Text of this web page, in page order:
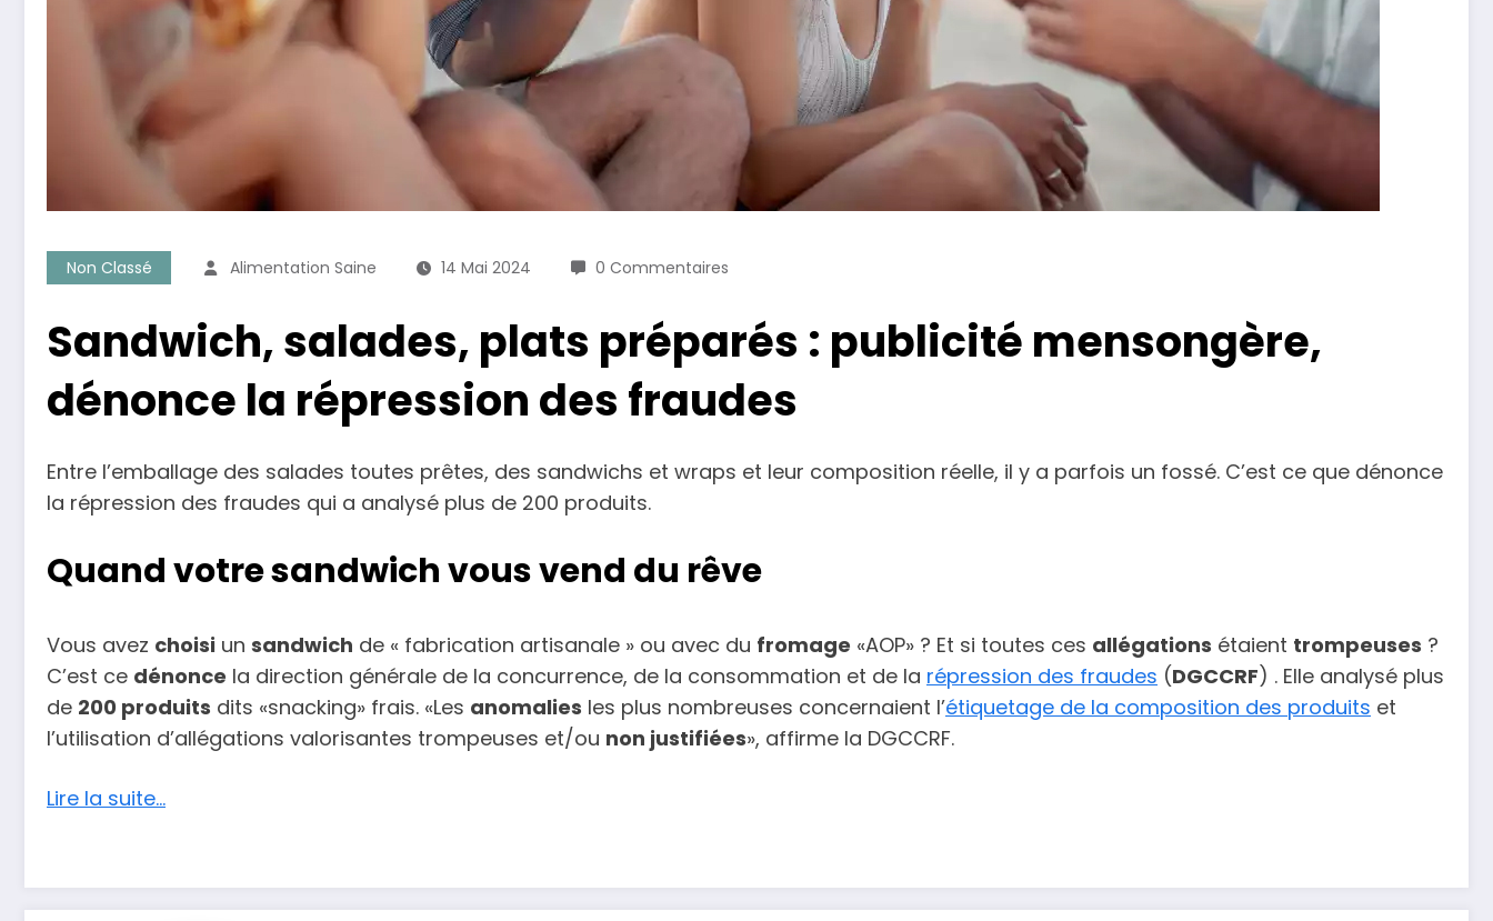
Non Classé Alimentation Saine 14 Mai 2024 0 Commentaires
Sandwich, salades, plats préparés : publicité mensongère,
dénonce la répression des fraudes
Entre l’emballage des salades toutes prêtes, des sandwichs et wraps et leur composition réelle, il y a parfois un fossé. C’est ce que dénonce
la répression des fraudes qui a analysé plus de 200 produits.
Quand votre sandwich vous vend du rêve
Vous avez choisi un sandwich de « fabrication artisanale » ou avec du fromage «AOP» ? Et si toutes ces allégations étaient trompeuses ?
C’est ce dénonce la direction générale de la concurrence, de la consommation et de la répression des fraudes (DGCCRF) . Elle analysé plus
de 200 produits dits «snacking» frais. «Les anomalies les plus nombreuses concernaient l’étiquetage de la composition des produits et
l’utilisation d’allégations valorisantes trompeuses et/ou non justifiées», affirme la DGCCRF.
Lire la suite…